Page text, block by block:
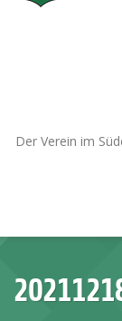
Der Verein im